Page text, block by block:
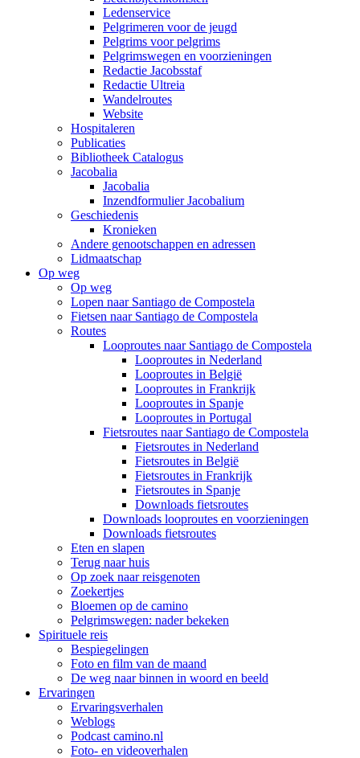
Ledenservice
Pelgrimeren voor de jeugd
Pelgrims voor pelgrims
Pelgrimswegen en voorzieningen
Redactie Jacobsstaf
Redactie Ultreia
Wandelroutes
Website
Hospitaleren
Publicaties
Bibliotheek Catalogus
Jacobalia
Jacobalia
Inzendformulier Jacobalium
Geschiedenis
Kronieken
Andere genootschappen en adressen
Lidmaatschap
Op weg
Op weg
Lopen naar Santiago de Compostela
Fietsen naar Santiago de Compostela
Routes
Looproutes naar Santiago de Compostela
Looproutes in Nederland
Looproutes in België
Looproutes in Frankrijk
Looproutes in Spanje
Looproutes in Portugal
Fietsroutes naar Santiago de Compostela
Fietsroutes in Nederland
Fietsroutes in België
Fietsroutes in Frankrijk
Fietsroutes in Spanje
Downloads fietsroutes
Downloads looproutes en voorzieningen
Downloads fietsroutes
Eten en slapen
Terug naar huis
Op zoek naar reisgenoten
Zoekertjes
Bloemen op de camino
Pelgrimswegen: nader bekeken
Spirituele reis
Bespiegelingen
Foto en film van de maand
De weg naar binnen in woord en beeld
Ervaringen
Ervaringsverhalen
Weblogs
Podcast camino.nl
Foto- en videoverhalen